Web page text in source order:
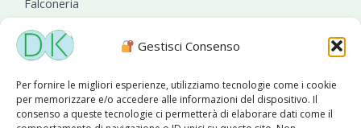
Gestisci Consenso
Per fornire le migliori esperienze, utilizziamo tecnologie come i cookie
per memorizzare e/o accedere alle informazioni del dispositivo. Il
consenso a queste tecnologie ci permetterà di elaborare dati come il